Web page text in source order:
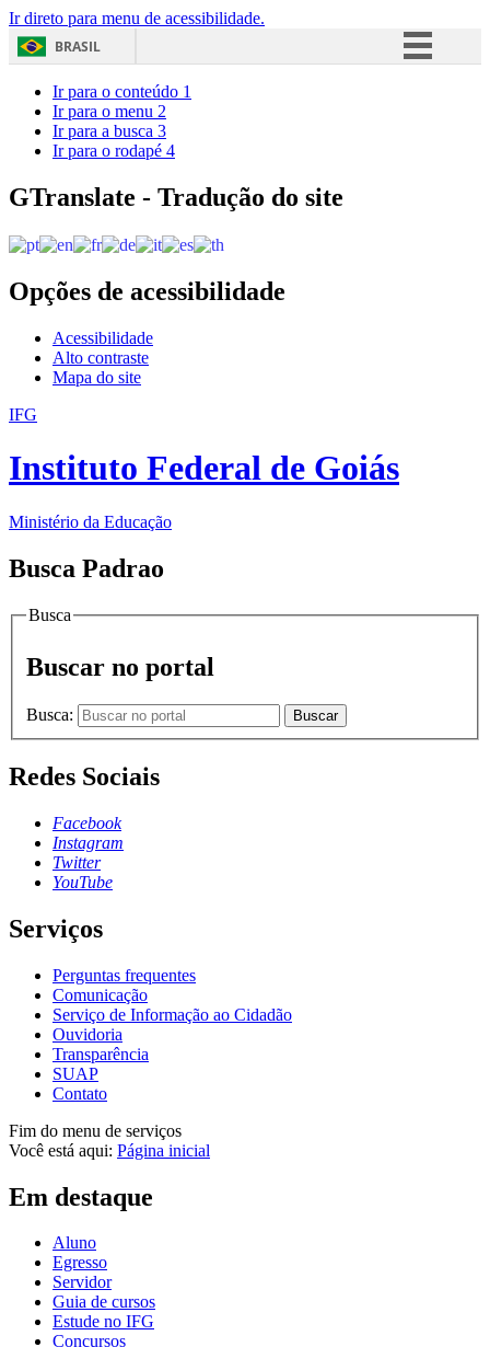
Ir direto para menu de acessibilidade.
BRASIL
Acesso à informação
Ir para o conteúdo 1
Ir para o menu 2
Ir para a busca 3
Ir para o rodapé 4
GTranslate - Tradução do site
Opções de acessibilidade
Acessibilidade
Alto contraste
Mapa do site
IFG
Instituto Federal de Goiás
Ministério da Educação
Busca Padrao
Busca
Buscar no portal
Busca: Buscar
Redes Sociais
Facebook
Instagram
Twitter
YouTube
Serviços
Perguntas frequentes
Comunicação
Serviço de Informação ao Cidadão
Ouvidoria
Transparência
SUAP
Contato
Fim do menu de serviços
Você está aqui: Página inicial
Em destaque
Aluno
Egresso
Servidor
Guia de cursos
Estude no IFG
Concursos